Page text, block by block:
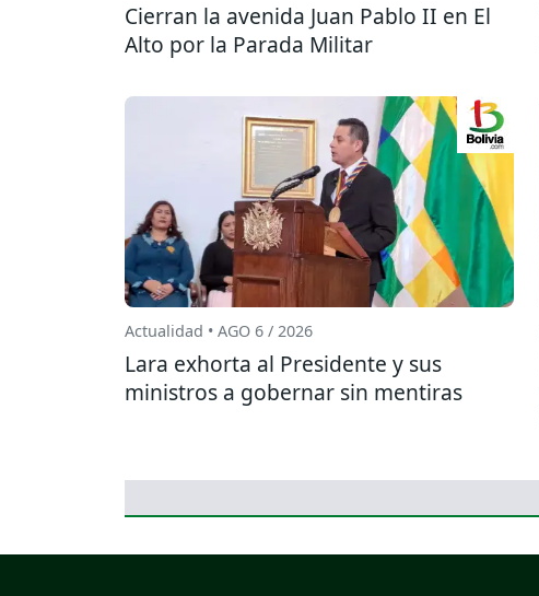
Cierran la avenida Juan Pablo II en El
Alto por la Parada Militar
Actualidad • AGO 6 / 2026
Lara exhorta al Presidente y sus
ministros a gobernar sin mentiras